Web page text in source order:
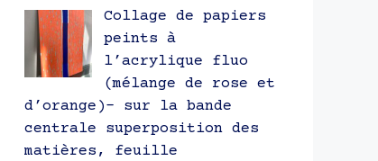
Collage de papiers
peints à
l’acrylique fluo
(mélange de rose et
d’orange)- sur la bande
centrale superposition des
matières, feuille